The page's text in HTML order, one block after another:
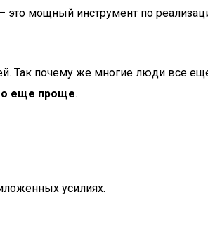
это мощный инструмент по
Так почему же многие люди все
еще проще.
усилиях.